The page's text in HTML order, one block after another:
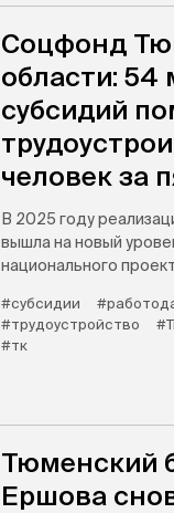
Соцфонд
области: 54
субсидий
человек за
В 2025 году
вышла на новый
национального
#субсидии
#трудоустройство
#тк
Тюменский
Ершова